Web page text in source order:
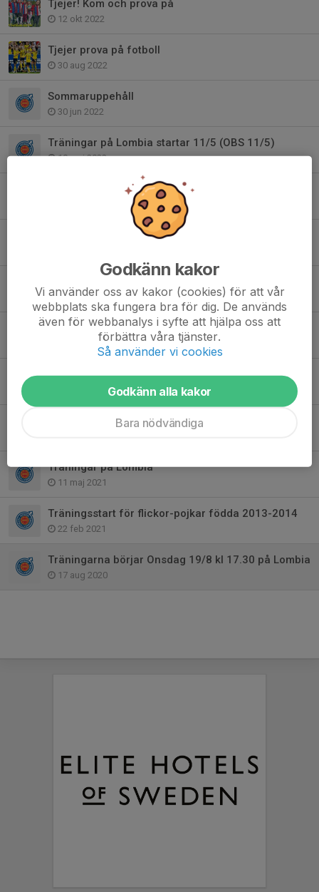
Tjejer! Kom och prova på
12 okt 2022
Tjejer prova på fotboll
30 aug 2022
Sommaruppehåll
30 jun 2022
Träningar på Lombia startar 11/5 (OBS 11/5)
10 maj 2022
FP 15-16-17 ingen träning 27/4
Träningar i Hjampis A-hallen
24 sep 2021
Yngre gruppen tränar på tisdagar
30 aug 2021
Sommarlov
Träningar flyttas till Onsdagar
Träningar på Lombia
11 maj 2021
Träningsstart för flickor-pojkar födda 2013-2014
22 feb 2021
Träningarna börjar Onsdag 19/8 kl 17.30 på Lombia
17 aug 2020
Godkänn kakor
Vi använder oss av kakor (cookies) för att vår
webbplats ska fungera bra för dig. De används
även för webbanalys i syfte att hjälpa oss att
förbättra våra tjänster.
Så använder vi cookies
Godkänn alla kakor
Bara nödvändiga